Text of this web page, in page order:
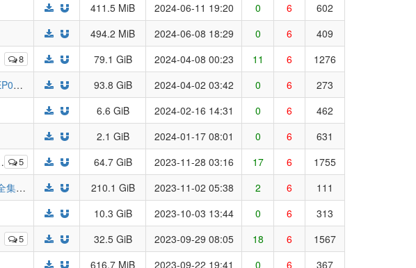
411.5 MiB 2024-06-11 19:20 0 6
602
494.2 MiB 2024-06-08 18:29 0 6 409
8 79.1 GiB 2024-04-08 00:23 11 6
1276
【連続テレビ小説】まんぷく - [安藤サクラ、長谷川博己、岸井ゆきの][2018-10][FHD.EP001-151+.END.hevc.mkv][字]
93.8 GiB 2024-04-02 03:42 0 6
273
6.6 GiB 2024-02-16 14:31 0 6
462
2.1 GiB 2024-01-17 08:01 0 6 631
5 64.7 GiB 2023-11-28 03:16 17 6
1755
[1080P][DBD-Raws][奈克瑟斯奥特曼/Ultraman Nexus/ウルトラマンネクサス][01-37TV全集+特别篇+剧场版][Remux][AC3][MKV][Rev]
210.1 GiB 2023-11-02 05:38 2 6
111
10.3 GiB 2023-10-03 13:44 0 6 313
5 32.5 GiB 2023-09-29 08:05 18 6
1567
616.7 MiB 2023-09-22 19:41 0 6 367